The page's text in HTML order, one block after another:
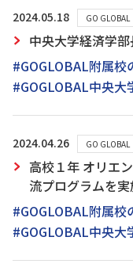
2024.05.18 GO GLOBAL
中央大学経済学
#GOGLOBAL附属校
#GOGLOBAL中央
2024.04.26 GO GLOBAL
高校１年 オリエ
流プログラムを
#GOGLOBAL附属校
#GOGLOBAL中央